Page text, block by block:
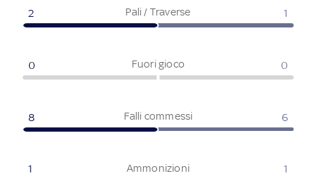
Pali / Traverse
2 1
Fuori gioco
0 0
Falli commessi
8 6
Ammonizioni
1 1